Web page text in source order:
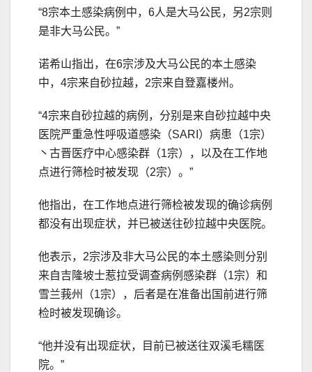
“8宗本土感染病例中，6人是大马公民，另2宗则
是非大马公民。”
诺希山指出，在6宗涉及大马公民的本土感染
中，4宗来自砂拉越，2宗来自登嘉楼州。
“4宗来自砂拉越的病例，分别是来自砂拉越中央
医院严重急性呼吸道感染（SARI）病患（1宗）
丶古晋医疗中心感染群（1宗），以及在工作地
点进行筛检时被发现（2宗）。”
他指出，在工作地点进行筛检被发现的确诊病例
都没有出现症状，并已被送往砂拉越中央医院。
他表示，2宗涉及非大马公民的本土感染则分别
来自吉隆坡士惹拉受调查病例感染群（1宗）和
雪兰莪州（1宗），后者是在准备出国前进行筛
检时被发现确诊。
“他并没有出现症状，目前已被送往双溪毛糯医
院。”